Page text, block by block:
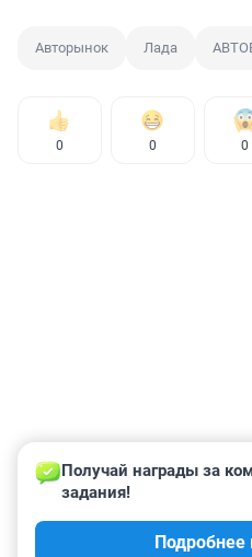
Авторынок Лада
0 0 0
Получай награды за
задания!
Подробнее